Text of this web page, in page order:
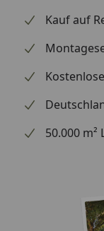
Kauf auf
50.000